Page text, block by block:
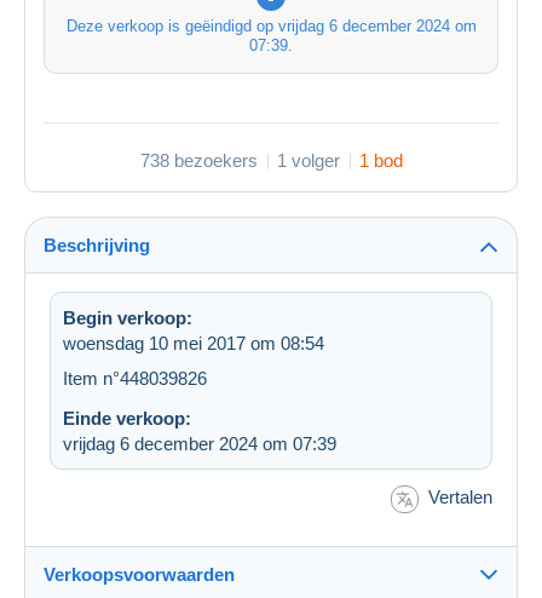
Deze verkoop is geëindigd op vrijdag 6 december 2024 om
07:39.
738 bezoekers 1 volger 1 bod
Beschrijving
Begin verkoop:
woensdag 10 mei 2017 om 08:54
Item n°448039826
Einde verkoop:
vrijdag 6 december 2024 om 07:39
Vertalen
Verkoopsvoorwaarden